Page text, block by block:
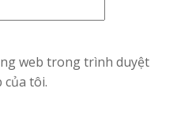
web trong trình duyệt
của tôi.